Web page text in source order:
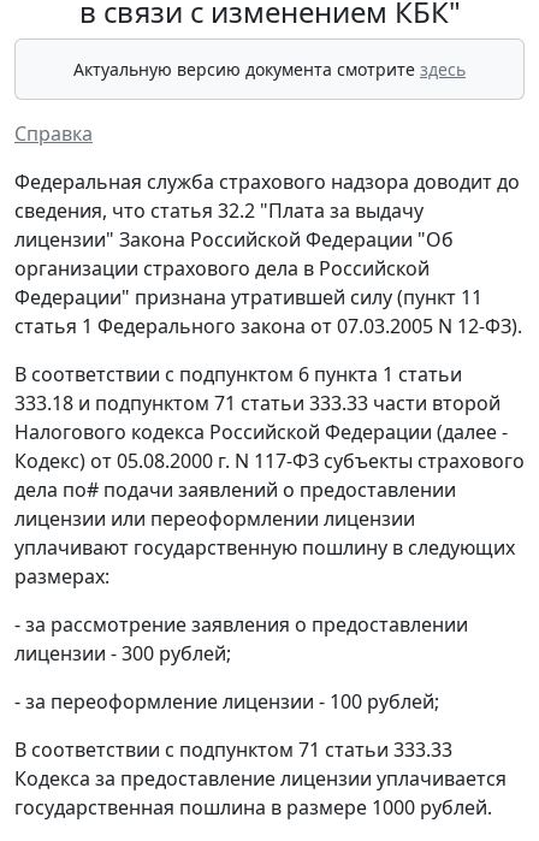
в связи с изменением КБК"
Актуальную версию документа смотрите здесь
Справка
Федеральная служба страхового надзора доводит до
сведения, что статья 32.2 "Плата за выдачу
лицензии" Закона Российской Федерации "Об
организации страхового дела в Российской
Федерации" признана утратившей силу (пункт 11
статья 1 Федерального закона от 07.03.2005 N 12-ФЗ).
В соответствии с подпунктом 6 пункта 1 статьи
333.18 и подпунктом 71 статьи 333.33 части второй
Налогового кодекса Российской Федерации (далее -
Кодекс) от 05.08.2000 г. N 117-ФЗ субъекты страхового
дела по# подачи заявлений о предоставлении
лицензии или переоформлении лицензии
уплачивают государственную пошлину в следующих
размерах:
- за рассмотрение заявления о предоставлении
лицензии - 300 рублей;
- за переоформление лицензии - 100 рублей;
В соответствии с подпунктом 71 статьи 333.33
Кодекса за предоставление лицензии уплачивается
государственная пошлина в размере 1000 рублей.